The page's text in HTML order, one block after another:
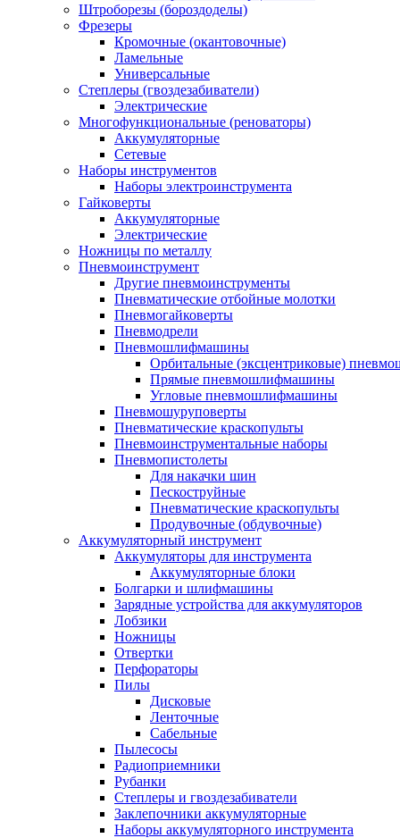
Штроборезы (бороздоделы)
Фрезеры
Кромочные (окантовочные)
Ламельные
Универсальные
Степлеры (гвоздезабиватели)
Электрические
Многофункциональные (реноваторы)
Аккумуляторные
Сетевые
Наборы инструментов
Наборы электроинструмента
Гайковерты
Аккумуляторные
Электрические
Ножницы по металлу
Пневмоинструмент
Другие пневмоинструменты
Пневматические отбойные молотки
Пневмогайковерты
Пневмодрели
Пневмошлифмашины
Орбитальные (эксцентриковые)
Прямые пневмошлифмашины
Угловые пневмошлифмашины
Пневмошуруповерты
Пневматические краскопульты
Пневмоинструментальные наборы
Пневмопистолеты
Для накачки шин
Пескоструйные
Пневматические краскопульты
Продувочные (обдувочные)
Аккумуляторный инструмент
Аккумуляторы для инструмента
Аккумуляторные блоки
Болгарки и шлифмашины
Зарядные устройства для аккумуляторов
Лобзики
Ножницы
Отвертки
Перфораторы
Пилы
Дисковые
Ленточные
Сабельные
Пылесосы
Радиоприемники
Рубанки
Степлеры и гвоздезабиватели
Заклепочники аккумуляторные
Наборы аккумуляторного инструмента